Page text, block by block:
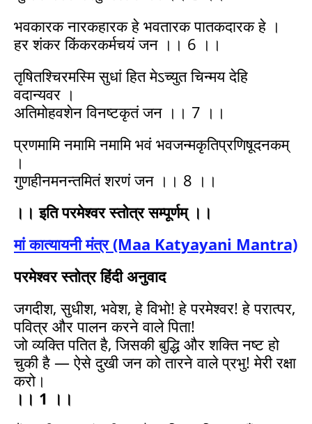
भवकारक नारकहारक हे भवतारक पातकदारक हे ।
हर शंकर किंकरकर्मचयं जन ।। 6 ।।
तृषितश्चिरमस्मि सुधां हित मेऽच्युत चिन्मय देहि
वदान्यवर ।
अतिमोहवशेन विनष्टकृतं जन ।। 7 ।।
प्रणमामि नमामि नमामि भवं भवजन्मकृतिप्रणिषूदनकम्
।
गुणहीनमनन्तमितं शरणं जन ।। 8 ।।
।। इति परमेश्वर स्तोत्र सम्पूर्णम् ।।
मां कात्यायनी मंत्र (Maa Katyayani Mantra)
परमेश्वर स्तोत्र हिंदी अनुवाद
जगदीश, सुधीश, भवेश, हे विभो! हे परमेश्वर! हे परात्पर,
पवित्र और पालन करने वाले पिता!
जो व्यक्ति पतित है, जिसकी बुद्धि और शक्ति नष्ट हो
चुकी है — ऐसे दुखी जन को तारने वाले प्रभु! मेरी रक्षा
करो।
।। 1 ।।